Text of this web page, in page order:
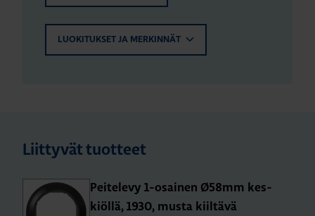
LUOKITUKSET JA MERKINNÄT
Liittyvät tuotteet
Pei­te­le­vy 1-osai­nen Ø58mm kes­
kiöl­lä, 1930, musta kiil­tä­vä